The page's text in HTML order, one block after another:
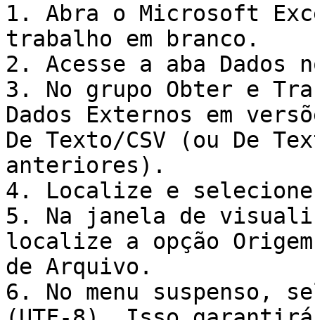
1. Abra o Microsoft
trabalho em branco.
2. Acesse a aba Dados
3. No grupo Obter e
Dados Externos em
De Texto/CSV (ou De
anteriores).
4. Localize e
5. Na janela de
localize a opção
de Arquivo.
6. No menu suspenso,